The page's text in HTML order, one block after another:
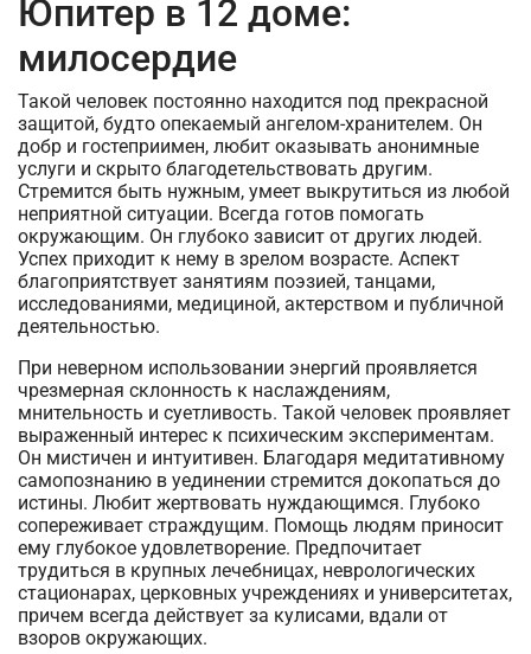
Юпитер в 12 доме:
милосердие
Такой человек постоянно находится под прекрасной
защитой, будто опекаемый ангелом-хранителем. Он
добр и гостеприимен, любит оказывать анонимные
услуги и скрыто благодетельствовать другим.
Стремится быть нужным, умеет выкрутиться из любой
неприятной ситуации. Всегда готов помогать
окружающим. Он глубоко зависит от других людей.
Успех приходит к нему в зрелом возрасте. Аспект
благоприятствует занятиям поэзией, танцами,
исследованиями, медициной, актерством и публичной
деятельностью.
При неверном использовании энергий проявляется
чрезмерная склонность к наслаждениям,
мнительность и суетливость. Такой человек проявляет
выраженный интерес к психическим экспериментам.
Он мистичен и интуитивен. Благодаря медитативному
самопознанию в уединении стремится докопаться до
истины. Любит жертвовать нуждающимся. Глубоко
сопереживает страждущим. Помощь людям приносит
ему глубокое удовлетворение. Предпочитает
трудиться в крупных лечебницах, неврологических
стационарах, церковных учреждениях и университетах,
причем всегда действует за кулисами, вдали от
взоров окружающих.